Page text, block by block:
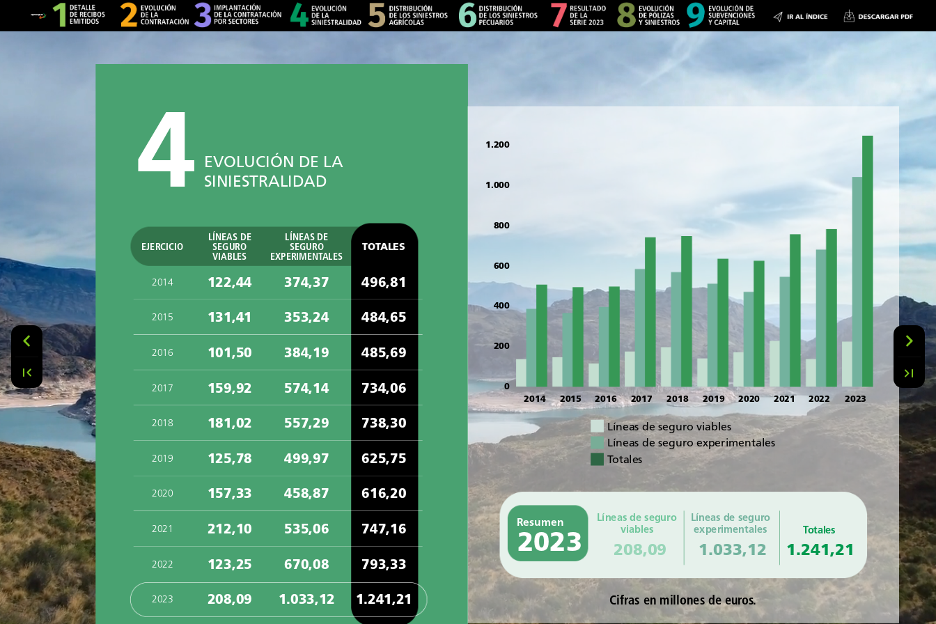
4 EVOLUCIÓN DE LA
SINIESTRALIDAD
EJERCICIO
LÍNEAS DE
SEGURO
VIABLES
LÍNEAS DE
SEGURO
EXPERIMENTALES
TOTALES
2014 122,44 374,37 496,81
2015 131,41 353,24 484,65
2016 101,50 384,19 485,69
2017 159,92 574,14 734,06
2018 181,02 557,29 738,30
2019 125,78 499,97 625,75
2020 157,33 458,87 616,20
2021 212,10 535,06 747,16
2022 123,25 670,08 793,33
2023 208,09 1.033,12 1.241,21 Cifras en millones de euros.
1.200
1.000
800
600
400
200
0
2014 2015 2016 2017 2018 2019 2020 2021 2022 2023
Líneas de seguro viables
Líneas de seguro experimentales
Totales
Resumen
2023 208,09 1.033,12 1.241,21
Líneas de seguro
viables
Líneas de seguro
experimentales Totales